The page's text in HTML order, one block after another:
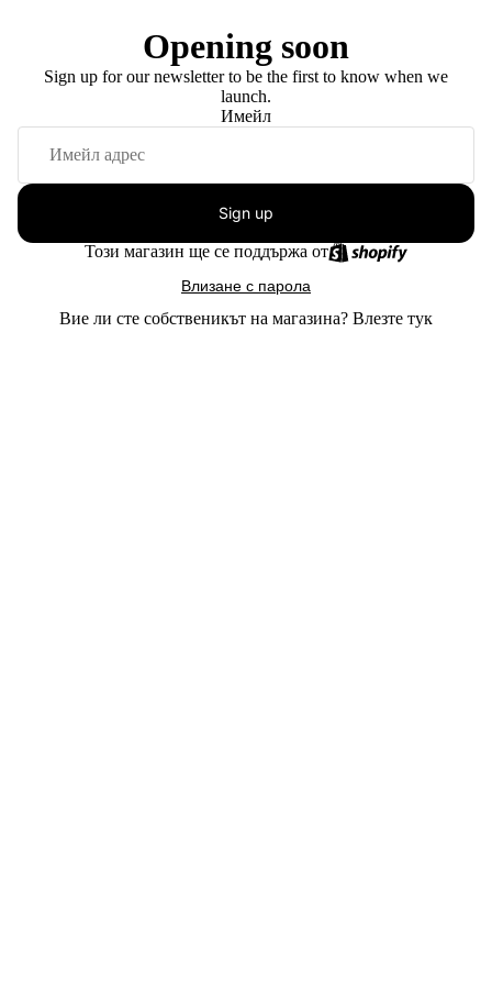
Opening soon
Sign up for our newsletter to be the first to know when we
launch.
Имейл
Sign up
Този магазин ще се поддържа от
Влизане с парола
Вие ли сте собственикът на магазина? Влезте тук